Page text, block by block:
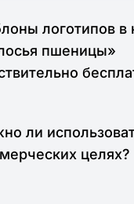
логотипов в
пшеницы»
ли
целях?